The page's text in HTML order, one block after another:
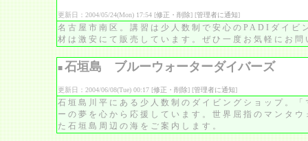
更新日：2004/05/24(Mon) 17:54 [修正・削除] [管理者に通知]
名古屋市南区。講習は少人数制で安心のPADIダイビ
材は激安にて販売しています。ぜひ一度お気軽にお
■ 石垣島 ブルーウォーターダイバーズ
更新日：2004/06/08(Tue) 00:17 [修正・削除] [管理者に通知]
石垣島川平にある少人数制のダイビングショップ。
ーの夢を心から応援しています。世界屈指のマンタ
た石垣島周辺の海をご案内します。